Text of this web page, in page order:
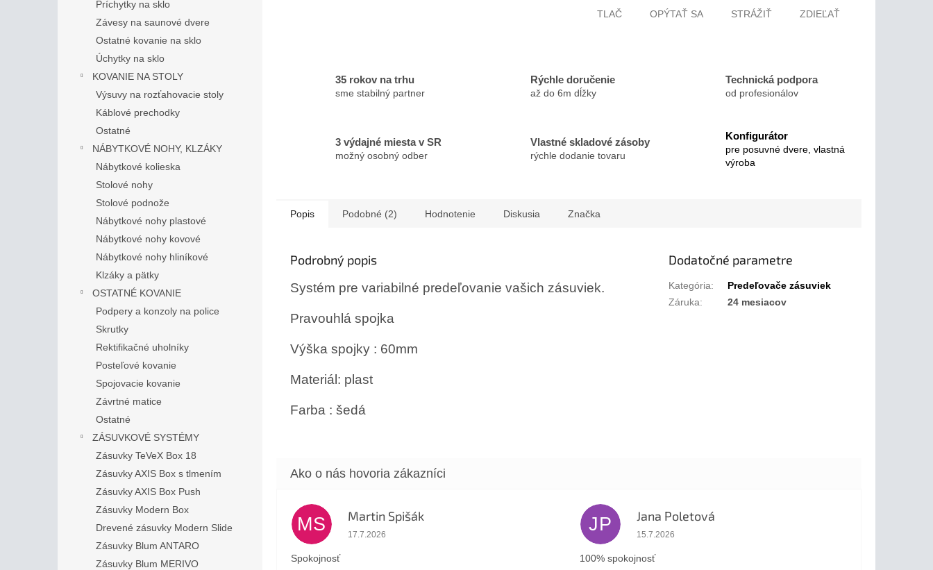
Príchytky na sklo
Závesy na saunové dvere
Ostatné kovanie na sklo
Úchytky na sklo
KOVANIE NA STOLY
Výsuvy na rozťahovacie stoly
Káblové prechodky
Ostatné
NÁBYTKOVÉ NOHY, KLZÁKY
Nábytkové kolieska
Stolové nohy
Stolové podnože
Nábytkové nohy plastové
Nábytkové nohy kovové
Nábytkové nohy hliníkové
Klzáky a pätky
OSTATNÉ KOVANIE
Podpery a konzoly na police
Skrutky
Rektifikačné uholníky
Posteľové kovanie
Spojovacie kovanie
Závrtné matice
Ostatné
ZÁSUVKOVÉ SYSTÉMY
Zásuvky TeVeX Box 18
Zásuvky AXIS Box s tlmením
Zásuvky AXIS Box Push
Zásuvky Modern Box
Drevené zásuvky Modern Slide
Zásuvky Blum ANTARO
Zásuvky Blum MERIVO
TLAČ OPÝTAŤ SA STRÁŽIŤ ZDIEĽAŤ
35 rokov na trhu
sme stabilný partner
Rýchle doručenie
až do 6m dĺžky
Technická podpora
od profesionálov
3 výdajné miesta v SR
možný osobný odber
Vlastné skladové zásoby
rýchle dodanie tovaru
Konfigurátor
pre posuvné dvere, vlastná
výroba
Popis Podobné (2) Hodnotenie Diskusia Značka
Podrobný popis
Systém pre variabilné predeľovanie vašich zásuviek.
Pravouhlá spojka
Výška spojky : 60mm
Materiál: plast
Farba : šedá
Dodatočné parametre
Kategória:
Predeľovače zásuviek
Záruka: 24 mesiacov
MS Martin Spišák
Hodnotenie obchodu je 5 z 5 hviezdičiek.
17.7.2026
Spokojnosť
JP Jana Poletová
Hodnotenie obchodu je 5 z 5 hviezdičiek.
15.7.2026
100% spokojnosť